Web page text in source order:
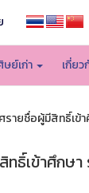
ย์เก่า เกี่ยว
รายชื่อผู้มีสิทธิ์เ
ทธิ์เข้าศึก